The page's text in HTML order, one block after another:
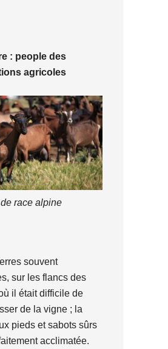
: people des
agricoles
race alpine
souvent
sur les flancs des
il était difficile de
de la vigne ; la
pieds et sabots sûrs
acclimatée.